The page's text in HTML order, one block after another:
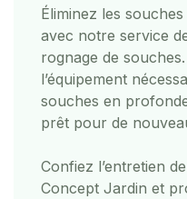
Éliminez les
avec notre service
rognage de
l’équipement
souches en
prêt pour de
Confiez l’entretien
Concept Jardin et